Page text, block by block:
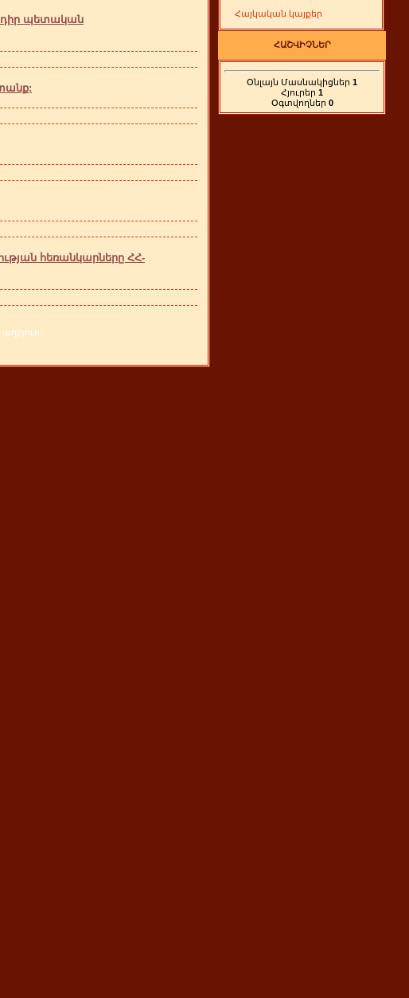
պետական
հեռանկարները ՀՀ-
Հայկական կայքեր
ՀԱՇՎԻՉՆԵՐ
Օնլայն Մասնակիցներ 1
Հյուրեր 1
Օգտվողներ 0